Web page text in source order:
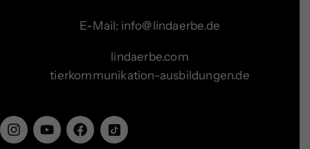
E-Mail: info@lindaerbe.de
lindaerbe.com
tierkommunikation-ausbildungen.de
I
n
Y
o
F
a
I
c